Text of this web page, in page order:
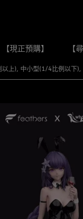
【現正預購】 【
上), 中小型(1/4比例以下),